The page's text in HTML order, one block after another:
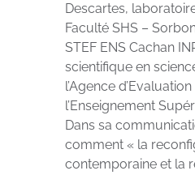
Descartes,
Faculté SHS –
STEF ENS Cachan
scientifique en
l’Agence
l’Enseignement
Dans sa
comment « la
contemporaine et la